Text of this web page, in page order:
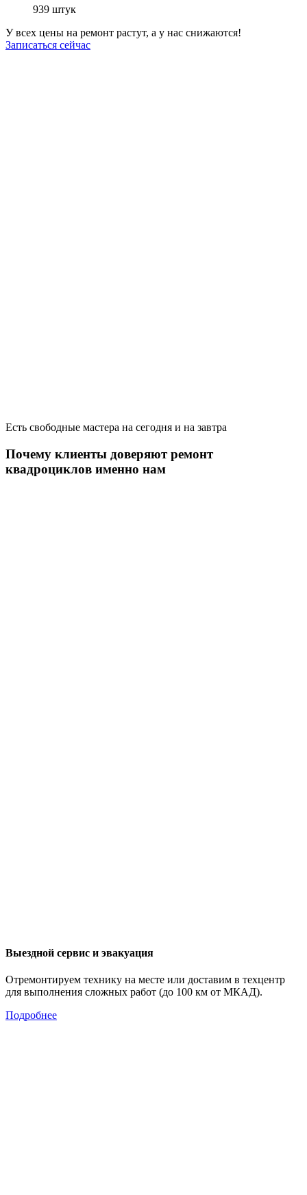
939 штук
У всех цены на ремонт растут, а у нас снижаются!
Записаться сейчас
Есть свободные мастера на сегодня и на завтра
Почему клиенты доверяют ремонт
квадроциклов именно нам
Выездной сервис и эвакуация
Отремонтируем технику на месте или доставим в техцентр
для выполнения сложных работ (до 100 км от МКАД).
Подробнее